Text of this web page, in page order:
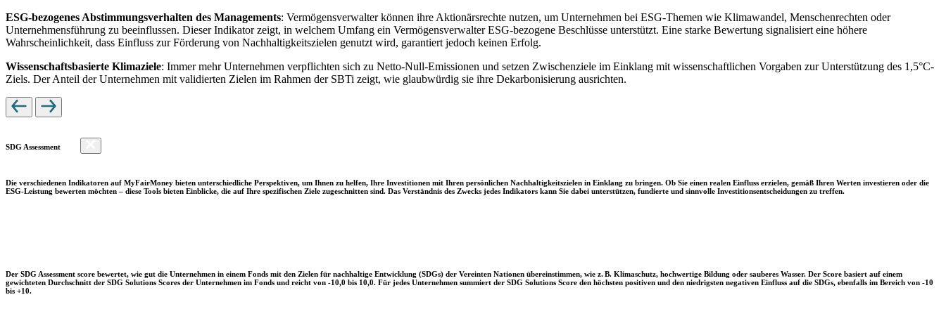
ESG-bezogenes Abstimmungsverhalten des Managements: Vermögensverwalter können ihre Aktionärsrechte nutzen, um Unternehmen bei ESG-Themen wie Klimawandel, Menschenrechten oder
Unternehmensführung zu beeinflussen. Dieser Indikator zeigt, in welchem Umfang ein Vermögensverwalter ESG-bezogene Beschlüsse unterstützt. Eine starke Bewertung signalisiert eine höhere
Wahrscheinlichkeit, dass Einfluss zur Förderung von Nachhaltigkeitszielen genutzt wird, garantiert jedoch keinen Erfolg.
Wissenschaftsbasierte Klimaziele: Immer mehr Unternehmen verpflichten sich zu Netto-Null-Emissionen und setzen Zwischenziele im Einklang mit wissenschaftlichen Vorgaben zur Unterstützung des 1,5°C-
Ziels. Der Anteil der Unternehmen mit validierten Zielen im Rahmen der SBTi zeigt, wie glaubwürdig sie ihre Dekarbonisierung ausrichten.
SDG Assessment
Die verschiedenen Indikatoren auf MyFairMoney bieten unterschiedliche Perspektiven, um Ihnen zu helfen, Ihre Investitionen mit Ihren persönlichen Nachhaltigkeitszielen in Einklang zu bringen. Ob Sie einen realen Einfluss erzielen, gemäß Ihren Werten investieren oder die
ESG-Leistung bewerten möchten – diese Tools bieten Einblicke, die auf Ihre spezifischen Ziele zugeschnitten sind. Das Verständnis des Zwecks jedes Indikators kann Sie dabei unterstützen, fundierte und sinnvolle Investitionsentscheidungen zu treffen.
Der SDG Assessment score bewertet, wie gut die Unternehmen in einem Fonds mit den Zielen für nachhaltige Entwicklung (SDGs) der Vereinten Nationen übereinstimmen, wie z. B. Klimaschutz, hochwertige Bildung oder sauberes Wasser. Der Score basiert auf einem
gewichteten Durchschnitt der SDG Solutions Scores der Unternehmen im Fonds und reicht von -10,0 bis 10,0. Für jedes Unternehmen summiert der SDG Solutions Score den höchsten positiven und den niedrigsten negativen Einfluss auf die SDGs, ebenfalls im Bereich von -10
bis +10.